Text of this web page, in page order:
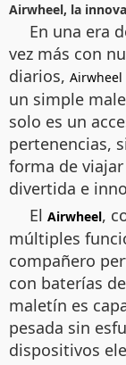
Airwheel, la
En una era
vez más con
diarios, Airwheel
un simple
solo es un
pertenencias,
forma de
divertida e
El Airwheel,
múltiples
compañero
con baterías
maletín es
pesada sin
dispositivos